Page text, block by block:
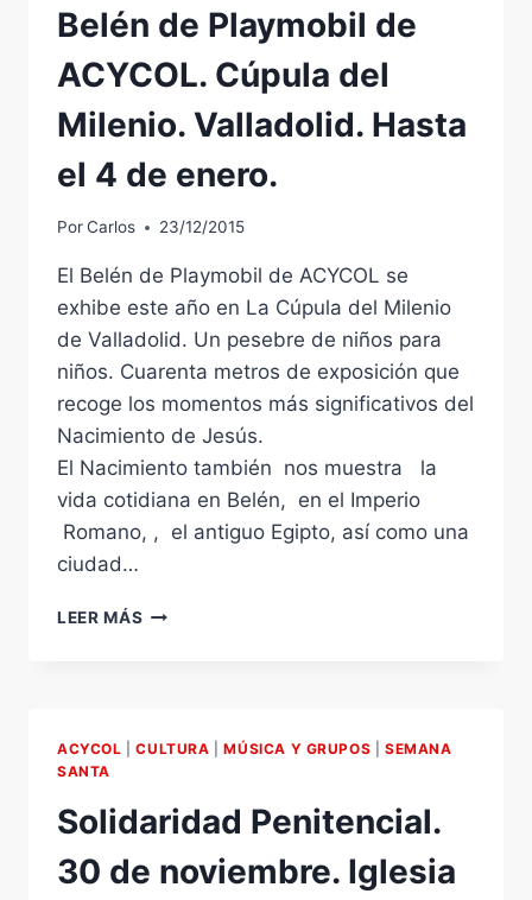
DE
ACYCOL.
CÚPULA
DEL
MILENIO.
Belén de Playmobil de
ACYCOL. Cúpula del
Milenio. Valladolid. Hasta
el 4 de enero.
PorCarlos 23/12/2015
El Belén de Playmobil de ACYCOL se
exhibe este año en La Cúpula del Milenio
de Valladolid. Un pesebre de niños para
niños. Cuarenta metros de exposición que
recoge los momentos más significativos del
Nacimiento de Jesús.
El Nacimiento también nos muestra la
vida cotidiana en Belén, en el Imperio
Romano, , el antiguo Egipto, así como una
ciudad…
LEER MÁS BELÉN
VALLADOLID.
HASTA
EL
4
ACYCOL |CULTURA |MÚSICA Y GRUPOS |SEMANA
SANTA
Solidaridad Penitencial.
30 de noviembre. Iglesia